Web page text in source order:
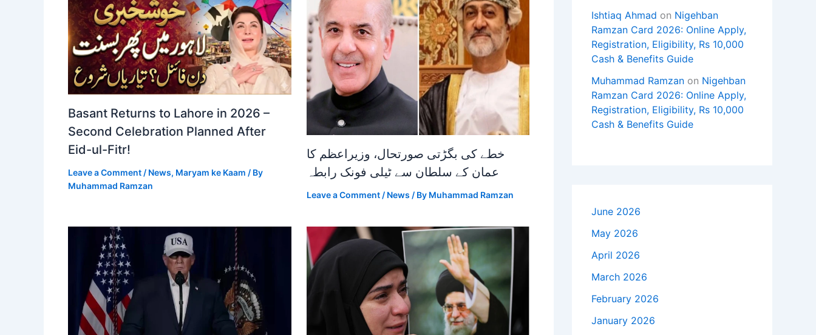
Basant Returns to Lahore in 2026 –
Second Celebration Planned After
Eid-ul-Fitr!
Leave a Comment / News, Maryam ke Kaam / By
Muhammad Ramzan
خطے کی بگڑتی صورتحال، وزیراعظم کا
عمان کے سلطان سے ٹیلی فونک رابطہ
Leave a Comment / News / By Muhammad Ramzan
Ishtiaq Ahmad on Nigehban
Ramzan Card 2026: Online Apply,
Registration, Eligibility, Rs 10,000
Cash & Benefits Guide
Muhammad Ramzan on Nigehban
Ramzan Card 2026: Online Apply,
Registration, Eligibility, Rs 10,000
Cash & Benefits Guide
June 2026
May 2026
April 2026
March 2026
February 2026
January 2026